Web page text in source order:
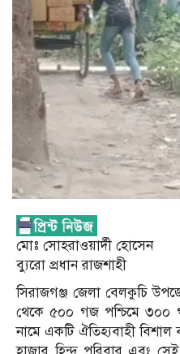
মোঃ সোহরাওয়ার্দী হোসেন
ব্যুরো প্রধান রাজশাহী
সিরাজগঞ্জ জেলা বেলকুচি
থেকে ৫০০ গজ পশ্চিমে ৩০০
নামে একটি ঐতিহ্যবাহী বিশাল